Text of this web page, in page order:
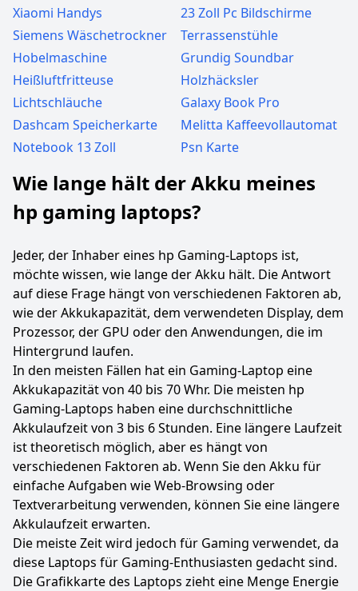
Xiaomi Handys
23 Zoll Pc Bildschirme
Siemens Wäschetrockner
Terrassenstühle
Hobelmaschine
Grundig Soundbar
Heißluftfritteuse
Holzhäcksler
Lichtschläuche
Galaxy Book Pro
Dashcam Speicherkarte
Melitta Kaffeevollautomat
Notebook 13 Zoll
Psn Karte
Wie lange hält der Akku meines
hp gaming laptops?
Jeder, der Inhaber eines hp Gaming-Laptops ist,
möchte wissen, wie lange der Akku hält. Die Antwort
auf diese Frage hängt von verschiedenen Faktoren ab,
wie der Akkukapazität, dem verwendeten Display, dem
Prozessor, der GPU oder den Anwendungen, die im
Hintergrund laufen.
In den meisten Fällen hat ein Gaming-Laptop eine
Akkukapazität von 40 bis 70 Whr. Die meisten hp
Gaming-Laptops haben eine durchschnittliche
Akkulaufzeit von 3 bis 6 Stunden. Eine längere Laufzeit
ist theoretisch möglich, aber es hängt von
verschiedenen Faktoren ab. Wenn Sie den Akku für
einfache Aufgaben wie Web-Browsing oder
Textverarbeitung verwenden, können Sie eine längere
Akkulaufzeit erwarten.
Die meiste Zeit wird jedoch für Gaming verwendet, da
diese Laptops für Gaming-Enthusiasten gedacht sind.
Die Grafikkarte des Laptops zieht eine Menge Energie